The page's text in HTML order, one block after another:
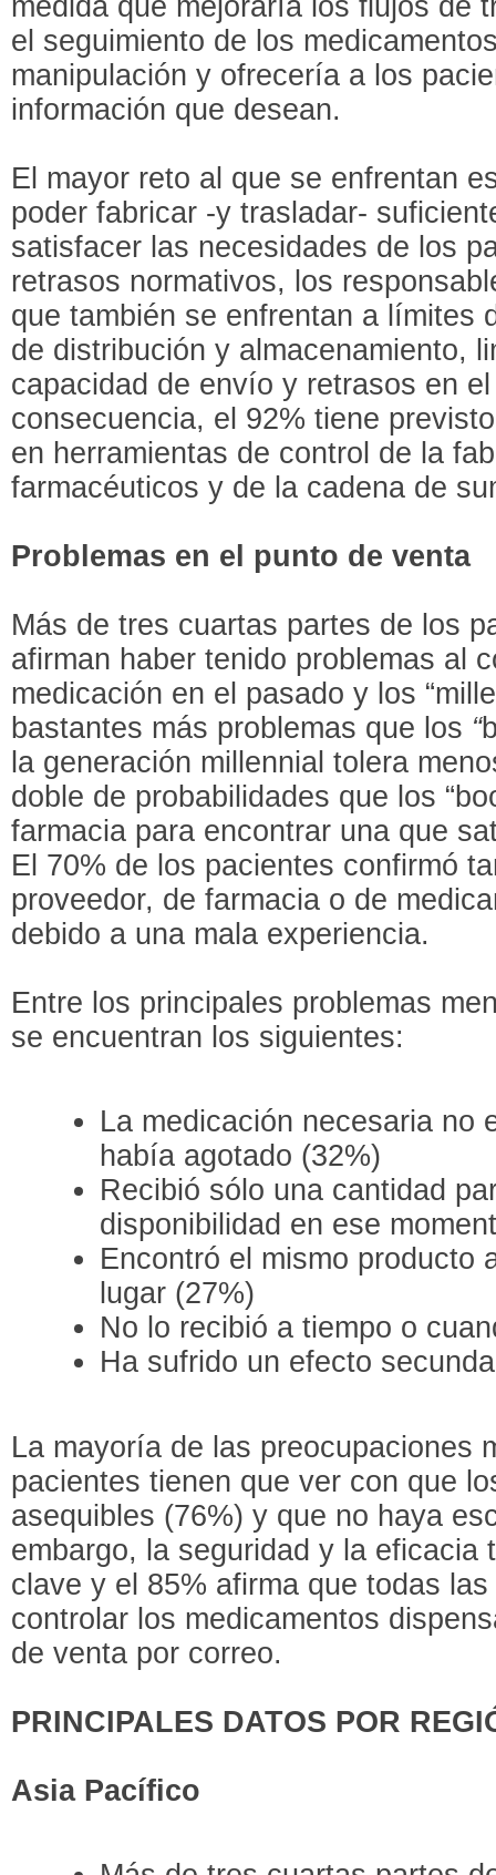
el seguimiento de los
manipulación y ofrecería a los
información que desean.
El mayor reto al que se enfrentan
poder fabricar -y trasladar-
satisfacer las necesidades de los
retrasos normativos, los
que también se enfrentan a límites
de distribución y almacenamiento,
capacidad de envío y retrasos en
consecuencia, el 92% tiene
en herramientas de control de la
farmacéuticos y de la cadena de
Problemas en el punto de venta
Más de tres cuartas partes de los
afirman haber tenido problemas al
medicación en el pasado y los
bastantes más problemas que los “
la generación millennial tolera
doble de probabilidades que los
farmacia para encontrar una que
El 70% de los pacientes confirmó
proveedor, de farmacia o de
debido a una mala experiencia.
Entre los principales problemas
se encuentran los siguientes:
La medicación necesaria no
había agotado (32%)
Recibió sólo una cantidad
disponibilidad en ese
Encontró el mismo producto
lugar (27%)
No lo recibió a tiempo o
Ha sufrido un efecto
La mayoría de las preocupaciones
pacientes tienen que ver con que
asequibles (76%) y que no haya
embargo, la seguridad y la eficacia
clave y el 85% afirma que todas
controlar los medicamentos
de venta por correo.
PRINCIPALES DATOS POR
Asia Pacífico